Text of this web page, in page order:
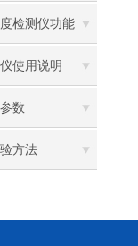
检测仪功能
使用说明
数
方法